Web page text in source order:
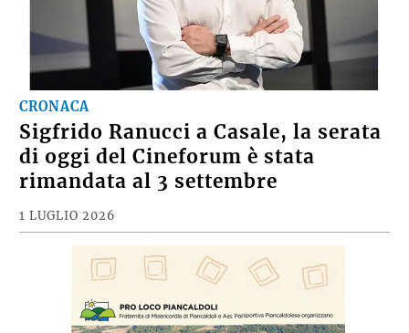
CRONACA
Sigfrido Ranucci a Casale, la serata
di oggi del Cineforum è stata
rimandata al 3 settembre
1 LUGLIO 2026